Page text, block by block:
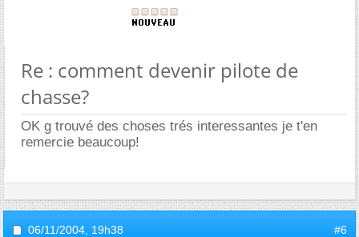
Re : comment devenir pilote de
chasse?
OK g trouvé des choses trés interessantes je t'en
remercie beaucoup!
06/11/2004, 19h38 #6